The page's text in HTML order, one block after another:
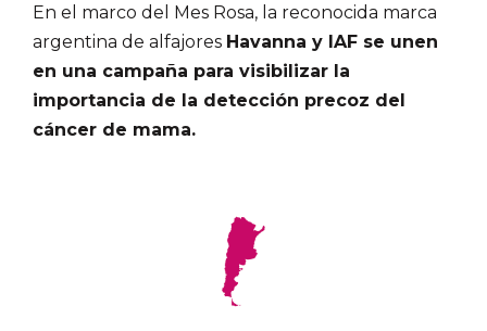
En el marco del Mes Rosa, la reconocida marca
argentina de alfajores Havanna y IAF se unen
en una campaña para visibilizar la
importancia de la detección precoz del
cáncer de mama.